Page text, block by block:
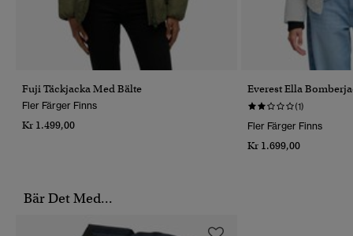
Fuji Täckjacka Med Bälte
Fler Färger Finns
Kr 1.499,00
Everest Ella
(1)
Fler Färger Finns
Kr 1.699,00
Bär Det Med...